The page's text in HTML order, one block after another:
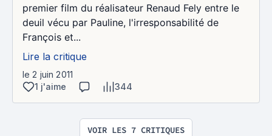
premier film du réalisateur Renaud Fely entre le
deuil vécu par Pauline, l'irresponsabilité de
François et...
Lire la critique
le 2 juin 2011
1 j'aime
344
VOIR LES 7 CRITIQUES